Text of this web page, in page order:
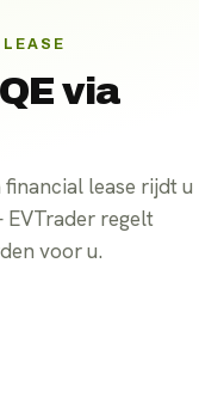
via
lease rijdt u
regelt
voor u.